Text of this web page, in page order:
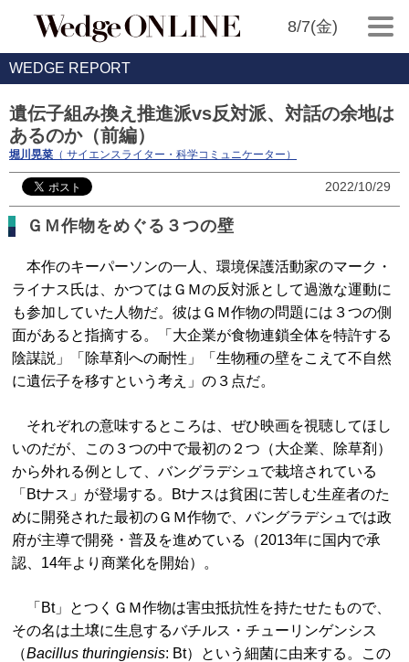
8/7(金)
WEDGE REPORT
遺伝子組み換え推進派vs反対派、対話の余地は
あるのか（前編）
堀川晃菜 （ サイエンスライター・科学コミュニケーター）
2022/10/29
ＧＭ作物をめぐる３つの壁
本作のキーパーソンの一人、環境保護活動家のマーク・
ライナス氏は、かつてはＧＭの反対派として過激な運動に
も参加していた人物だ。彼はＧＭ作物の問題には３つの側
面があると指摘する。「大企業が食物連鎖全体を特許する
陰謀説」「除草剤への耐性」「生物種の壁をこえて不自然
に遺伝子を移すという考え」の３点だ。
それぞれの意味するところは、ぜひ映画を視聴してほし
いのだが、この３つの中で最初の２つ（大企業、除草剤）
から外れる例として、バングラデシュで栽培されている
「Btナス」が登場する。Btナスは貧困に苦しむ生産者のた
めに開発された最初のＧＭ作物で、バングラデシュでは政
府が主導で開発・普及を進めている（2013年に国内で承
認、14年より商業化を開始）。
「Bt」とつくＧＭ作物は害虫抵抗性を持たせたもので、
その名は土壌に生息するバチルス・チューリンゲンシス
（Bacillus thuringiensis: Bt）という細菌に由来する。この